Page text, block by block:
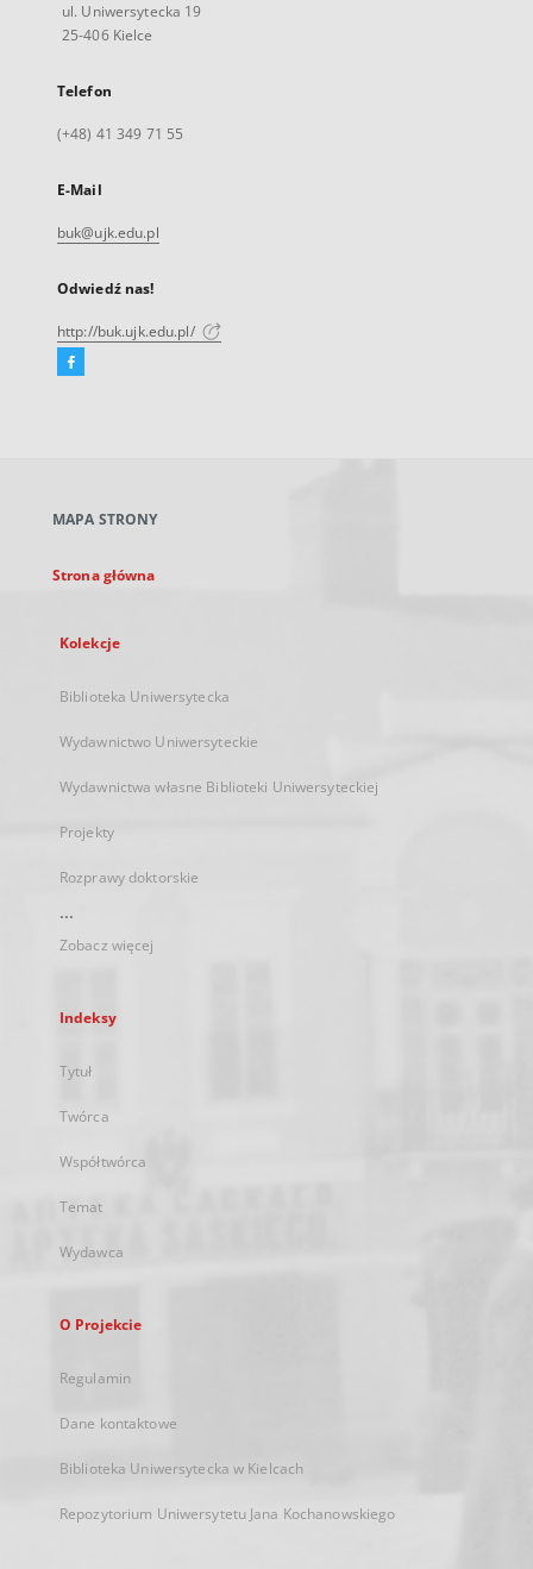
ul. Uniwersytecka 19
25-406 Kielce
Telefon
(+48) 41 349 71 55
E-Mail
buk@ujk.edu.pl
Odwiedź nas!
http://buk.ujk.edu.pl/
Facebook
karcie
MAPA STRONY
Strona główna
Kolekcje
Biblioteka Uniwersytecka
Wydawnictwo Uniwersyteckie
Wydawnictwa własne Biblioteki Uniwersyteckiej
Projekty
Rozprawy doktorskie
...
Zobacz więcej
Indeksy
Tytuł
Twórca
Współtwórca
Temat
Wydawca
O Projekcie
Regulamin
Dane kontaktowe
Biblioteka Uniwersytecka w Kielcach
Repozytorium Uniwersytetu Jana Kochanowskiego